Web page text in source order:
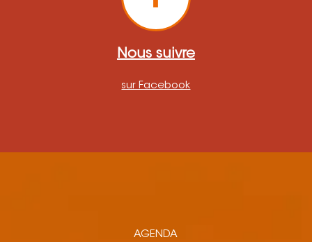
Nous suivre
sur Facebook
AGENDA